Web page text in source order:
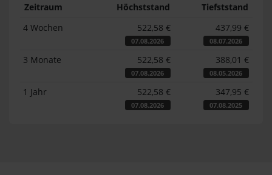
Zeitraum Höchststand
Tiefststand
4 Wochen
522,58 €
07.08.2026
437,99 €
08.07.2026
3 Monate 522,58 €
07.08.2026
388,01 €
08.05.2026
1 Jahr 522,58 €
07.08.2026
347,95 €
07.08.2025